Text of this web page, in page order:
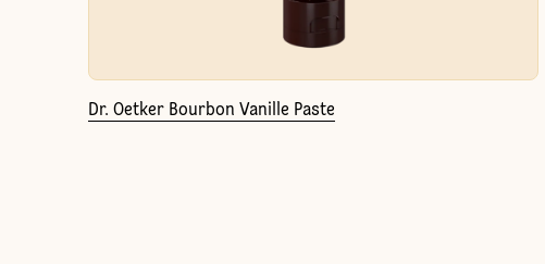
Dr. Oetker Bourbon Vanille Paste